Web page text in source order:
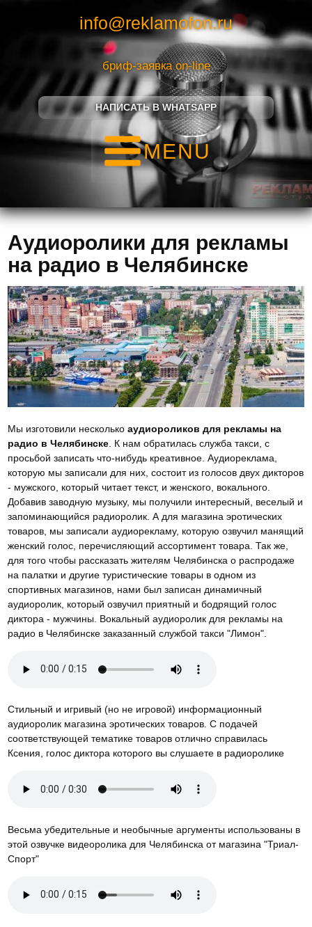
info@reklamofon.ru
бриф-заявка on-line
НАПИСАТЬ В WHATSAPP
MENU
Аудиоролики для рекламы
на радио в Челябинске
Мы изготовили несколькоаудиороликов для рекламы на
радио в Челябинске . К нам обратилась служба такси, с
просьбой записать что-нибудь креативное. Аудиореклама,
которую мы записали для них, состоит из голосов двух дикторов
- мужского, который читает текст, и женского, вокального.
Добавив заводную музыку, мы получили интересный, веселый и
запоминающийся радиоролик. А для магазина эротических
товаров, мы записали аудиорекламу, которую озвучил манящий
женский голос, перечисляющий ассортимент товара. Так же,
для того чтобы рассказать жителям Челябинска о распродаже
на палатки и другие туристические товары в одном из
спортивных магазинов, нами был записан динамичный
аудиоролик, который озвучил приятный и бодрящий голос
диктора - мужчины. Вокальный аудиоролик для рекламы на
радио в Челябинске заказанный службой такси "Лимон".
Стильный и игривый (но не игровой) информационный
аудиоролик магазина эротических товаров. С подачей
соответствующей тематике товаров отлично справилась
Ксения, голос диктора которого вы слушаете в радиоролике
Весьма убедительные и необычные аргументы использованы в
этой озвучке видеоролика для Челябинска от магазина "Триал-
Спорт"